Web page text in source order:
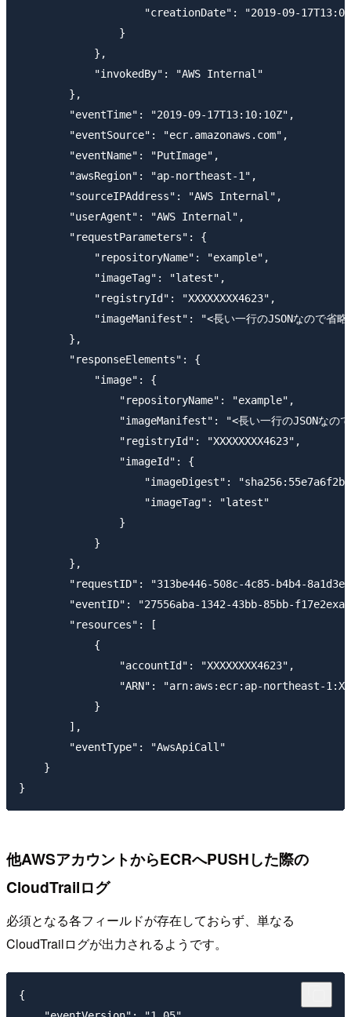
"creationDate": "2019-09-
                }
            },
            "invokedBy": "AWS Internal"
        },
        "eventTime": "2019-09-17T13:10:10Z",
        "eventSource": "ecr.amazonaws.com",
        "eventName": "PutImage",
        "awsRegion": "ap-northeast-1",
        "sourceIPAddress": "AWS Internal",
        "userAgent": "AWS Internal",
        "requestParameters": {
            "repositoryName": "example",
            "imageTag": "latest",
            "registryId": "XXXXXXXX4623",
"imageManifest": "<長い一行のJSONなので省略
        },
        "responseElements": {
            "image": {
                "repositoryName": "example",
"imageManifest": "<長い一行のJSONなの
                "registryId": "XXXXXXXX4623",
                "imageId": {
"imageDigest":
                    "imageTag": "latest"
                }
            }
        },
"requestID": "313be446-508c-4c85-b4b4-
"eventID": "27556aba-1342-43bb-85bb-
        "resources": [
            {
                "accountId": "XXXXXXXX4623",
"ARN": "arn:aws:ecr:ap-northeast-
            }
        ],
        "eventType": "AwsApiCall"
    }
他AWSアカウントからECRへPUSHした際の
CloudTrailログ
必須となる各フィールドが存在しておらず、単なる
CloudTrailログが出力されるようです。
{